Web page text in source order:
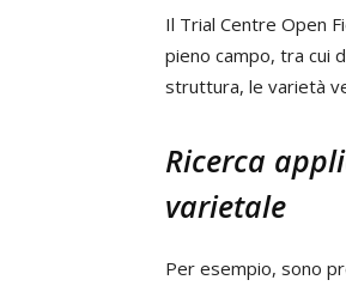
Il Trial Centre Open
pieno campo, tra cui
struttura, le varietà
Ricerca
varietale
Per esempio, sono